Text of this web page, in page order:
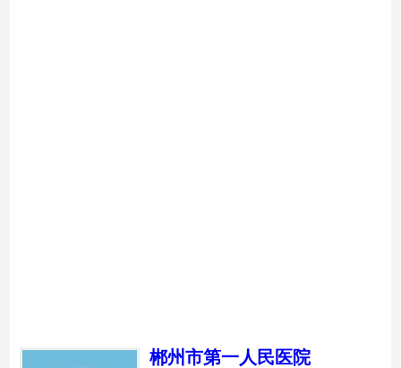
郴州市第一人民医院